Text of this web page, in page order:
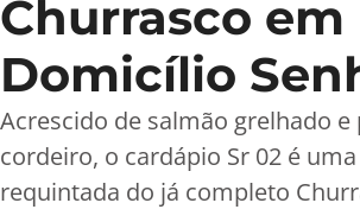
Churrasco em
Domicílio
Acrescido de salmão grelhado e
cordeiro, o cardápio Sr 02 é
requintada do já completo